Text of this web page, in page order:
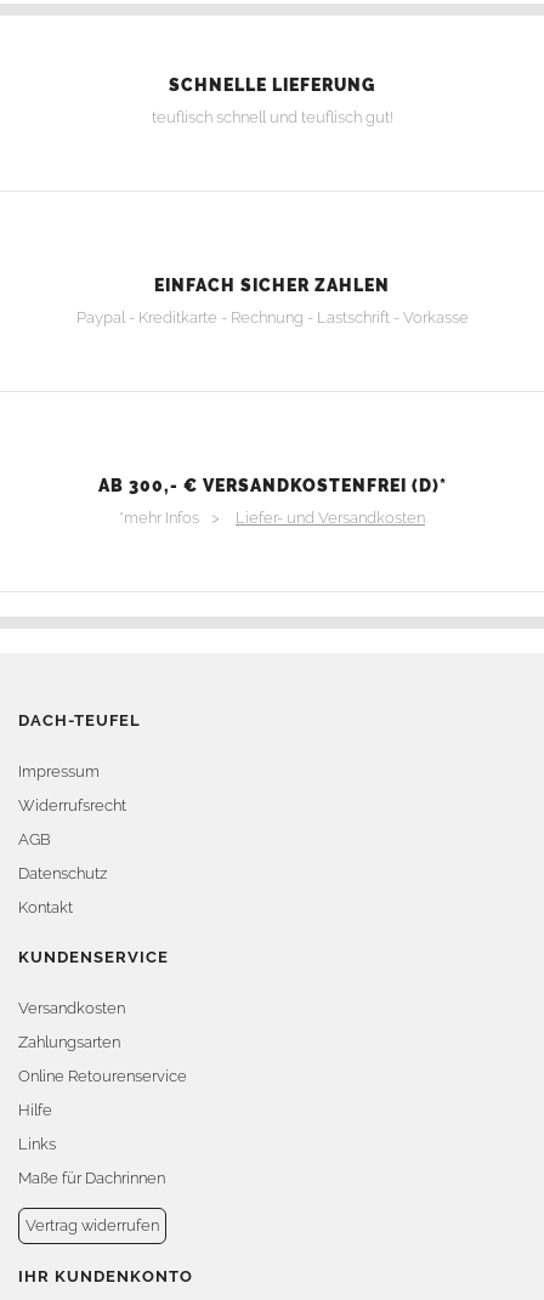
SCHNELLE LIEFERUNG
teuflisch schnell und teuflisch gut!
EINFACH SICHER ZAHLEN
Paypal - Kreditkarte - Rechnung - Lastschrift - Vorkasse
AB 300,- € VERSANDKOSTENFREI (D)*
*mehr Infos > Liefer- und Versandkosten
DACH-TEUFEL
Impressum
Widerrufsrecht
AGB
Datenschutz
Kontakt
KUNDENSERVICE
Versandkosten
Zahlungsarten
Online Retourenservice
Hilfe
Links
Maße für Dachrinnen
Vertrag widerrufen
IHR KUNDENKONTO